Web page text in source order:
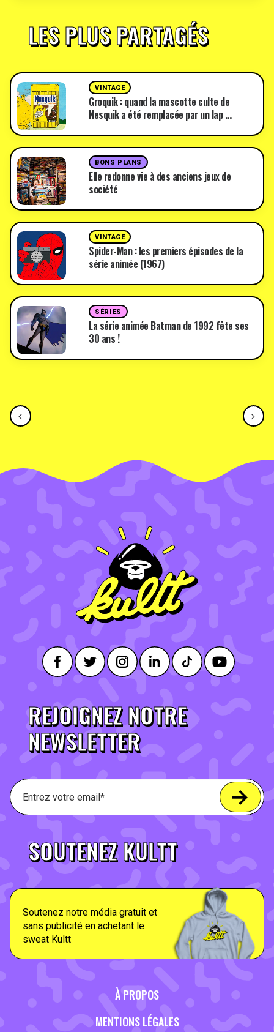
LES PLUS PARTAGÉS
VINTAGE
Groquik : quand la mascotte culte de
Nesquik a été remplacée par un lap …
BONS PLANS
Elle redonne vie à des anciens jeux de
société
VINTAGE
Spider-Man : les premiers épisodes de la
série animée (1967)
SÉRIES
La série animée Batman de 1992 fête ses
30 ans !
REJOIGNEZ NOTRE
NEWSLETTER
SOUTENEZ KULTT
Soutenez notre média gratuit et
sans publicité en achetant le
sweat Kultt
À PROPOS
MENTIONS LÉGALES